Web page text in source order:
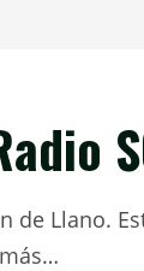
de Llano.